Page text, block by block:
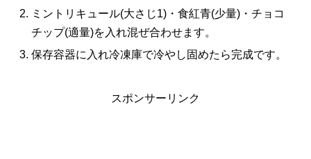
ミントリキュール(大さじ1)・食紅青(少量)・チョコ
チップ(適量)を入れ混ぜ合わせます。
保存容器に入れ冷凍庫で冷やし固めたら完成です。
スポンサーリンク